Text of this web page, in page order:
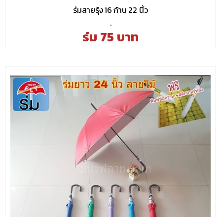
ร่มสายรุ้ง 16 ก้าน 22 นิ้ว
.
ร่ม 75 บาท